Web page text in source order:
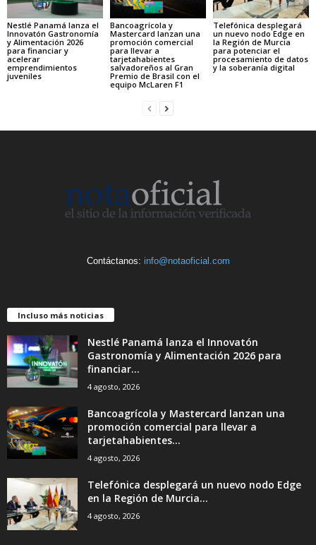
Nestlé Panamá lanza el
Innovatón Gastronomía
y Alimentación 2026
para financiar y
acelerar
emprendimientos
juveniles
Bancoagrícola y
Mastercard lanzan una
promoción comercial
para llevar a
tarjetahabientes
salvadoreños al Gran
Premio de Brasil con el
equipo McLaren F1
Telefónica desplegará
un nuevo nodo Edge en
la Región de Murcia
para potenciar el
procesamiento de datos
y la soberanía digital
Contáctanos: info@notaoficial.com
Incluso más noticias
Nestlé Panamá lanza el Innovatón
Gastronomía y Alimentación 2026 para
financiar...
4 agosto, 2026
Bancoagrícola y Mastercard lanzan una
promoción comercial para llevar a
tarjetahabientes...
4 agosto, 2026
Telefónica desplegará un nuevo nodo Edge
en la Región de Murcia...
4 agosto, 2026